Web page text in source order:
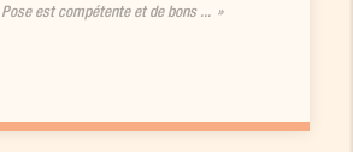
est compétente et de bons ...